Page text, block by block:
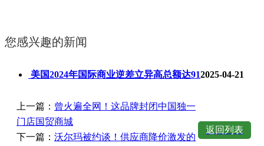
您感兴趣的新闻
美国2024年国际商业逆差立异高总额达912025-04-21
上一篇： 曾火遍全网！这品牌封闭中国独一
门店国贸商城
下一篇： 沃尔玛被约谈！供应商降价激发的
返回列表